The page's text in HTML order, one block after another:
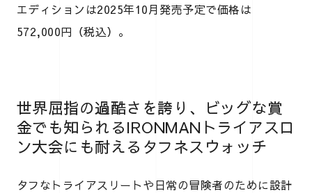
エディションは2025年10月発売予定で価格は
572,000円（税込）。
世界屈指の過酷さを誇り、ビッグな賞
金でも知られるIRONMANトライアスロ
ン大会にも耐えるタフネスウォッチ
タフなトライアスリートや日常の冒険者のために設計